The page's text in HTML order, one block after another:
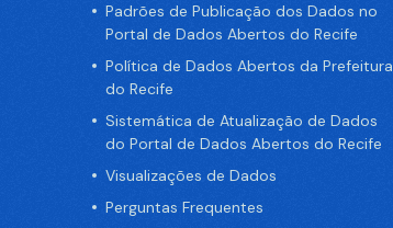
Padrões de Publicação dos Dados no
Portal de Dados Abertos do Recife
Política de Dados Abertos da Prefeitura
do Recife
Sistemática de Atualização de Dados
do Portal de Dados Abertos do Recife
Visualizações de Dados
Perguntas Frequentes